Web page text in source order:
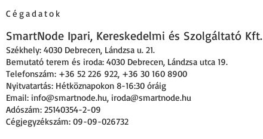
megoldásokat
biztosíthassanak a BMS
ipar számára
Cégadatok
SmartNode Ipari, Kereskedelmi és Szolgáltató Kft.
Székhely: 4030 Debrecen, Lándzsa u. 21.
Bemutató terem és iroda: 4030 Debrecen, Lándzsa utca 19.
Telefonszám: +36 52 226 922, +36 30 160 8900
Nyitvatartás: Hétköznapokon 8-16:30 óráig
Email: info@smartnode.hu, iroda@smartnode.hu
Adószám: 25140354-2-09
Cégjegyzékszám: 09-09-026732